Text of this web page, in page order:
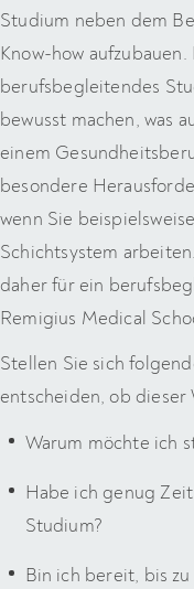
Studium neben dem
Know-how
berufsbegleitendes
bewusst machen, was
einem
besondere
wenn Sie
Schichtsystem
daher für ein
Remigius Medical
Stellen Sie sich
entscheiden, ob
Warum möchte ich
Habe ich genug
Studium?
Bin ich bereit, bis